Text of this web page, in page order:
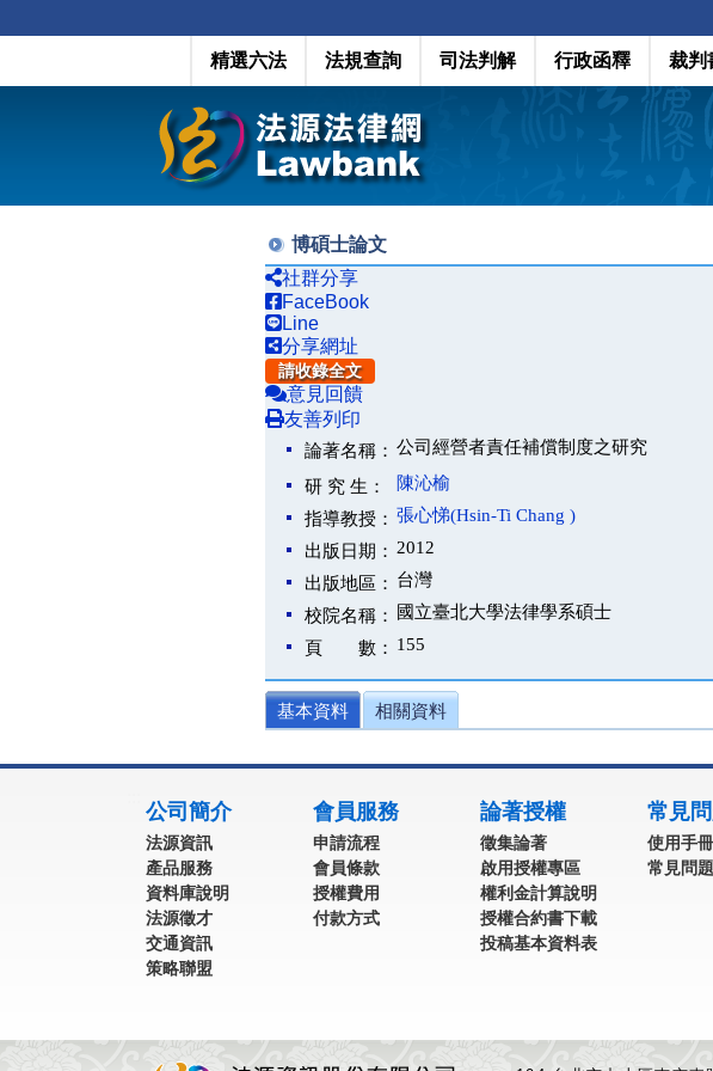
精選六法 法規查詢 司法判解 行政函釋 裁判
博碩士論文
社群分享
FaceBook
Line
分享網址
請收錄全文
意見回饋
友善列印
論著名稱： 公司經營者責任補償制度之研究
研 究 生：
陳沁榆
指導教授： 張心悌(Hsin-Ti Chang )
出版日期： 2012
出版地區： 台灣
校院名稱：
國立臺北大學法律學系碩士
頁 數： 155
基本資料 相關資料
公司簡介
法源資訊
產品服務
資料庫說明
法源徵才
交通資訊
策略聯盟
會員服務
申請流程
會員條款
授權費用
付款方式
論著授權
徵集論著
啟用授權專區
權利金計算說明
授權合約書下載
投稿基本資料表
常見
使用手冊
常見問